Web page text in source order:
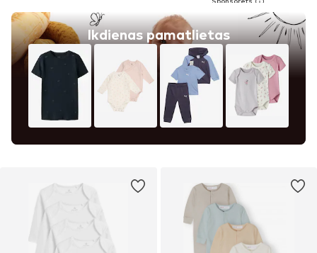
Ikdienas pamatlietas